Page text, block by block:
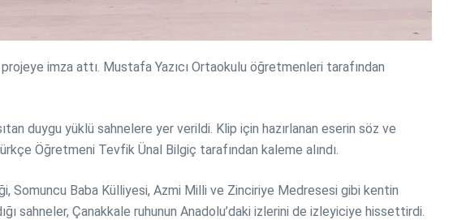
imza attı. Mustafa Yazıcı Ortaokulu öğretmenleri tarafından
duygu yüklü sahnelere yer verildi. Klip için hazırlanan eserin söz ve
Öğretmeni Tevfik Ünal Bilgiç tarafından kaleme alındı.
Somuncu Baba Külliyesi, Azmi Milli ve Zinciriye Medresesi gibi kentin
sahneler, Çanakkale ruhunun Anadolu’daki izlerini de izleyiciye hissettirdi.